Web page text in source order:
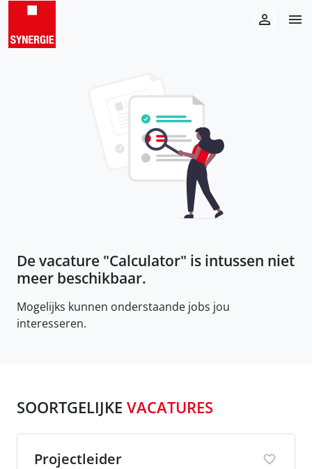
De vacature "Calculator" is intussen niet
meer beschikbaar.
Mogelijks kunnen onderstaande jobs jou
interesseren.
SOORTGELIJKE VACATURES
Projectleider